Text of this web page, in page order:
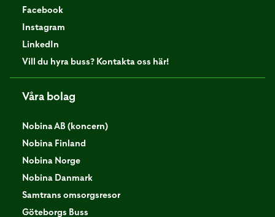
Facebook
Instagram
LinkedIn
Vill du hyra buss? Kontakta oss här!
Våra bolag
Nobina AB (koncern)
Nobina Finland
Nobina Norge
Nobina Danmark
Samtrans omsorgsresor
Göteborgs Buss